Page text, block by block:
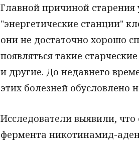
Главной причиной
"энергетические станции"
они не достаточно хорошо
появляться такие
и другие. До недавнего
этих болезней
Исследователи выявили,
фермента никотинамид-